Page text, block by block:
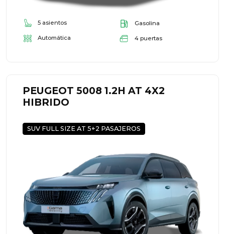
5 asientos Gasolina
Automática 4 puertas
PEUGEOT 5008 1.2H AT 4X2
HIBRIDO
SUV FULL SIZE AT 5+2 PASAJEROS